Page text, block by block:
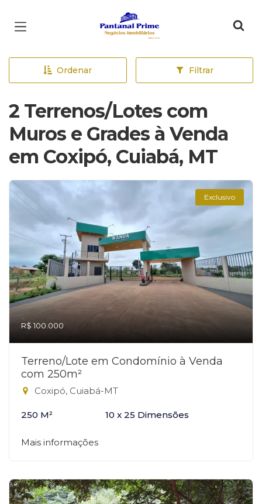
Página inicial
Ordenar Filtrar
2 Terrenos/Lotes com
Muros e Grades à Venda
em Coxipó, Cuiabá, MT
Exclusivo
R$ 100.000
Terreno/Lote em Condomínio à Venda
com 250m²
Coxipó, Cuiabá-MT
250 M² 10 x 25 Dimensões
Mais informações